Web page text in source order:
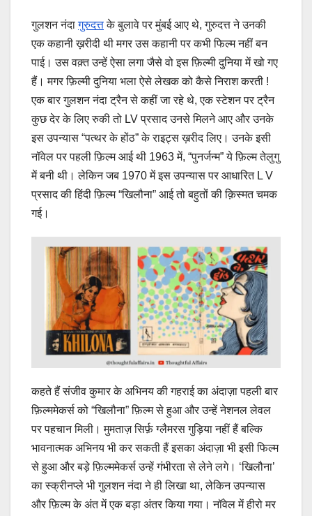
गुलशन नंदागुरुदत्तके बुलावे पर मुंबई आए थे, गुरुदत्त ने उनकी
एक कहानी ख़रीदी थी मगर उस कहानी पर कभी फिल्म नहीं बन
पाई। उस वक़्त उन्हें ऐसा लगा जैसे वो इस फ़िल्मी दुनिया में खो गए
हैं। मगर फ़िल्मी दुनिया भला ऐसे लेखक को कैसे निराश करती !
एक बार गुलशन नंदा ट्रैन से कहीं जा रहे थे, एक स्टेशन पर ट्रैन
कुछ देर के लिए रुकी तो LV प्रसाद उनसे मिलने आए और उनके
इस उपन्यास “पत्थर के होंठ” के राइट्स ख़रीद लिए। उनके इसी
नॉवेल पर पहली फ़िल्म आई थी 1963 में, “पुनर्जन्म” ये फ़िल्म तेलुगु
में बनी थी। लेकिन जब 1970 में इस उपन्यास पर आधारित L V
प्रसाद की हिंदी फ़िल्म “खिलौना” आई तो बहुतों की क़िस्मत चमक
गई।
कहते हैं संजीव कुमार के अभिनय की गहराई का अंदाज़ा पहली बार
फ़िल्ममेकर्स को “खिलौना” फ़िल्म से हुआ और उन्हें नेशनल लेवल
पर पहचान मिली। मुमताज़ सिर्फ़ ग्लैमरस गुड़िया नहीं हैं बल्कि
भावनात्मक अभिनय भी कर सकती हैं इसका अंदाज़ा भी इसी फिल्म
से हुआ और बड़े फ़िल्ममेकर्स उन्हें गंभीरता से लेने लगे। ‘खिलौना’
का स्क्रीनप्ले भी गुलशन नंदा ने ही लिखा था, लेकिन उपन्यास
और फ़िल्म के अंत में एक बड़ा अंतर किया गया। नॉवेल में हीरो मर